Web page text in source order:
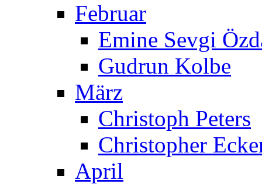
Februar
Emine Sevgi
Gudrun Kolbe
März
Christoph Peters
Christopher
April